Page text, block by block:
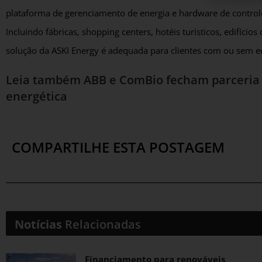
plataforma de gerenciamento de energia e hardware de
Incluindo fábricas, shopping centers, hotéis turísticos, edifícios
solução da ASKI Energy é adequada para clientes com ou sem
Leia também ABB e ComBio fecham
energética
COMPARTILHE ESTA POSTAGEM
Notícias Relacionadas
Financiamento para renováveis